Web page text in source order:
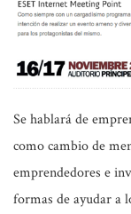
Se hablará de
como cambio de
emprendedores e
formas de ayudar a